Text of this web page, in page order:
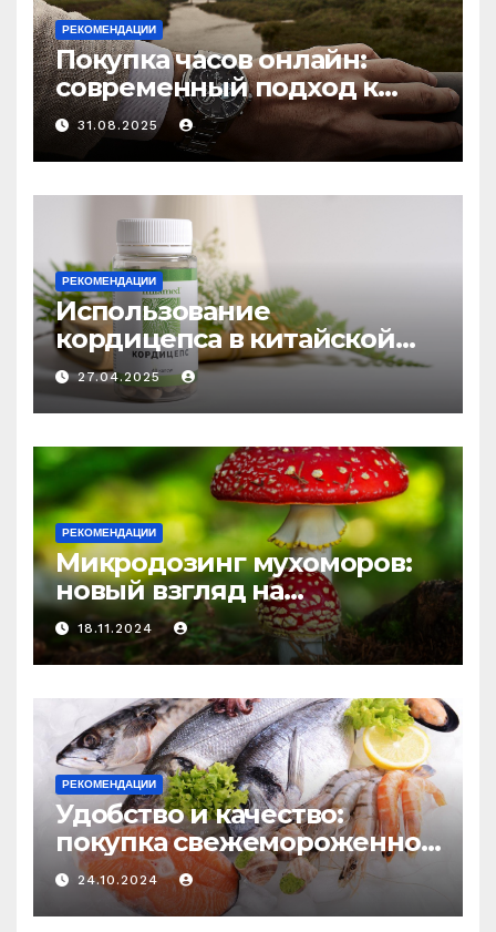
РЕКОМЕНДАЦИИ
Покупка часов онлайн:
современный подход к
выбору аксессуаров
31.08.2025
РЕКОМЕНДАЦИИ
Использование
кордицепса в китайской
медицине: природное
средство против усталости
и истощения
27.04.2025
РЕКОМЕНДАЦИИ
Микродозинг мухоморов:
новый взгляд на
психоделику
18.11.2024
РЕКОМЕНДАЦИИ
Удобство и качество:
покупка свежемороженной
рыбы онлайн
24.10.2024